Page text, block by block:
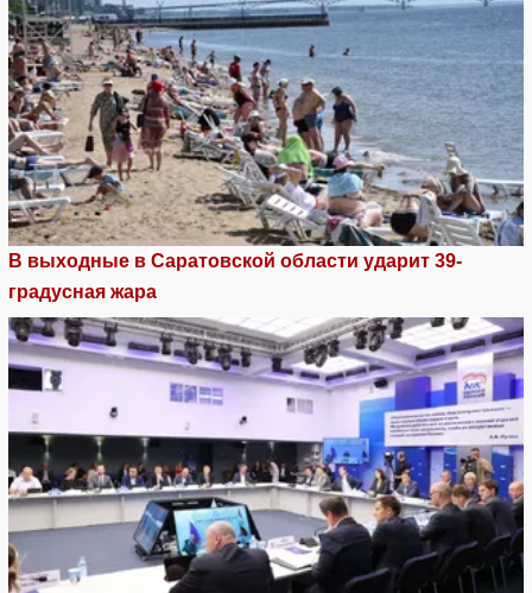
В выходные в Саратовской области ударит 39-
градусная жара